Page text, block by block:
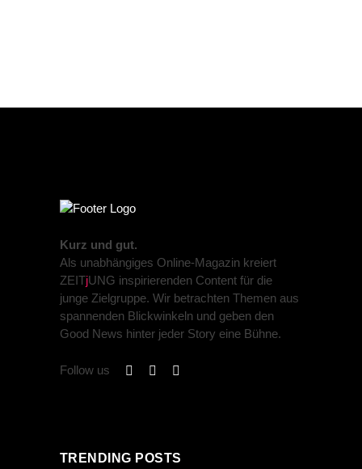
Kurz und gut.
Als unabhängiges Online-Magazin kreiert
ZEITjUNG inspirierenden Content für die
junge Zielgruppe. Wir betrachten Themen aus
spannenden Blickwinkeln und geben den
Good News hinter jeder Story eine Bühne.
Follow us
TRENDING POSTS